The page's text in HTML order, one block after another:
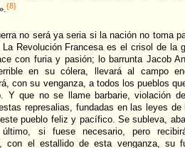
{8}
no será ya seria si la nación no toma
Revolución Francesa es el crisol de la
con furia y pasión; lo barrunta Jacob
en su cólera, llevará al campo
con su venganza, a todos los pueblos
Y que no se llame barbarie, violación
represalias, fundadas en las leyes
pueblo feliz y pacífico. Se subleva,
si fuese necesario, pero
con el estallido de esta venganza, su